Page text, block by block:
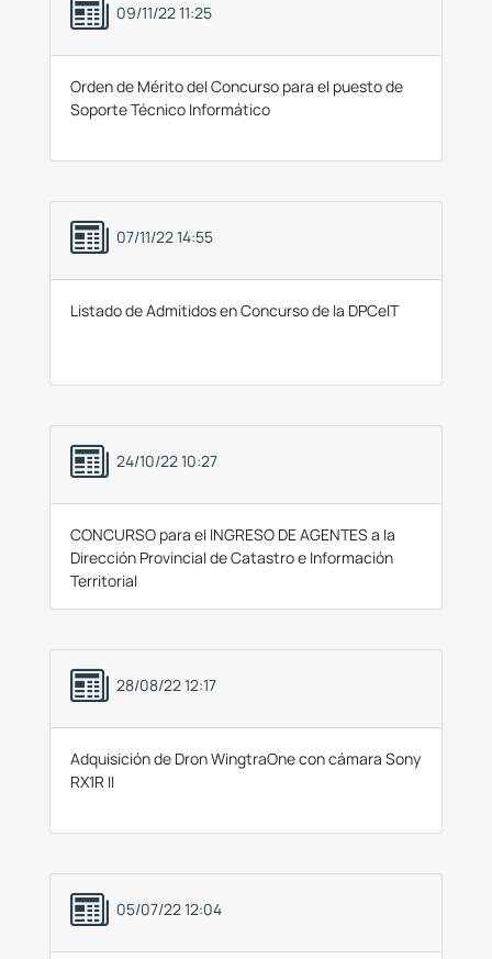
09/11/22 11:25
Orden de Mérito del Concurso para el puesto de
Soporte Técnico Informático
07/11/22 14:55
Listado de Admitidos en Concurso de la DPCeIT
24/10/22 10:27
CONCURSO para el INGRESO DE AGENTES a la
Dirección Provincial de Catastro e Información
Territorial
28/08/22 12:17
Adquisición de Dron WingtraOne con cámara Sony
RX1R II
05/07/22 12:04